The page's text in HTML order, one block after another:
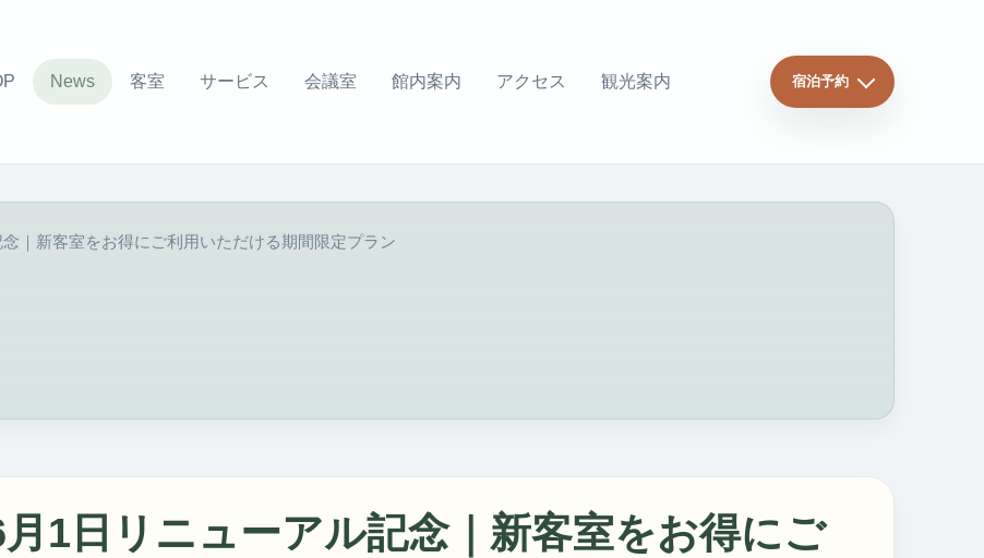
News 客室 サービス 会議室 館内案内 アクセス 観光案内 宿泊予約
｜新客室をお得にご利用いただける期間限定プラン
月1日リニューアル記念｜新客室をお得にご